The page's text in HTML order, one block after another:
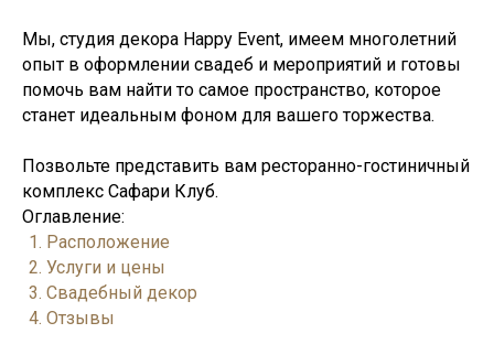
Мы, студия декора Happy Event, имеем многолетний
опыт в оформлении свадеб и мероприятий и готовы
помочь вам найти то самое пространство, которое
станет идеальным фоном для вашего торжества.
Позвольте представить вам ресторанно-гостиничный
комплекс Сафари Клуб.
Оглавление:
Расположение
Услуги и цены
Свадебный декор
Отзывы